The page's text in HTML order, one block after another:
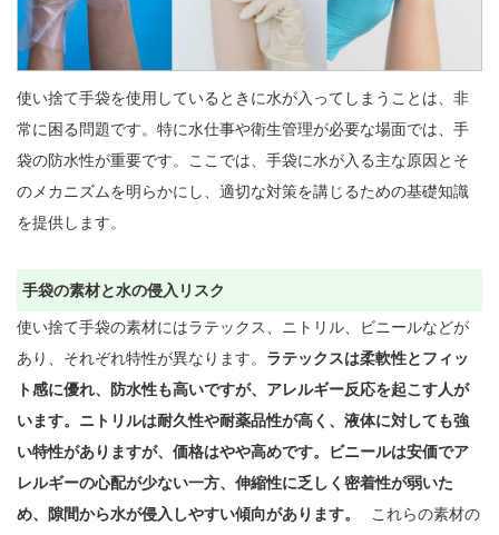
使い捨て手袋を使用しているときに水が入ってしまうことは、非
常に困る問題です。特に水仕事や衛生管理が必要な場面では、手
袋の防水性が重要です。ここでは、手袋に水が入る主な原因とそ
のメカニズムを明らかにし、適切な対策を講じるための基礎知識
を提供します。
手袋の素材と水の侵入リスク
使い捨て手袋の素材にはラテックス、ニトリル、ビニールなどが
あり、それぞれ特性が異なります。 ラテックスは柔軟性とフィッ
ト感に優れ、防水性も高いですが、アレルギー反応を起こす人が
います。ニトリルは耐久性や耐薬品性が高く、液体に対しても強
い特性がありますが、価格はやや高めです。ビニールは安価でア
レルギーの心配が少ない一方、伸縮性に乏しく密着性が弱いた
め、隙間から水が侵入しやすい傾向があります。
これらの素材の